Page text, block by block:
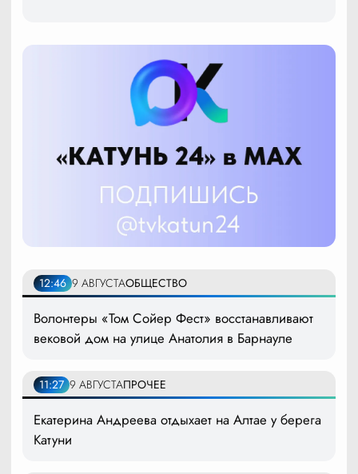
12:46 9 АВГУСТАОБЩЕСТВО
Волонтеры «Том Сойер Фест» восстанавливают
вековой дом на улице Анатолия в Барнауле
11:27 9 АВГУСТАПРОЧЕЕ
Екатерина Андреева отдыхает на Алтае у берега
Катуни